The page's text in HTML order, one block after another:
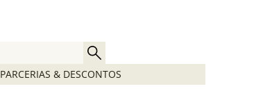
PARCERIAS & DESCONTOS